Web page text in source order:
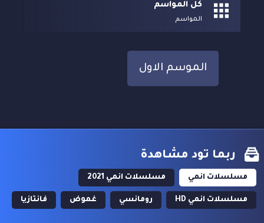
كل المواسم
المواسم
الموسم الاول
ربما تود مشاهدة
مسلسلات انمي مسلسلات انمي 2021
مسلسلات انمي HD رومانسي غموض فانتازيا